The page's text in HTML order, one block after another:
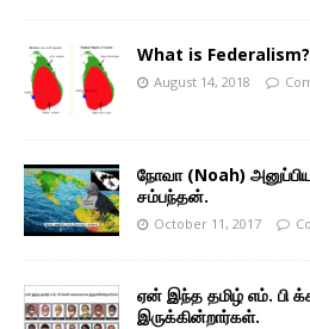
What is
August 14, 2018
நோவா (Noah)
சம்பந்தன்.
October 11, 2017
ஏன் இந்த தமிழ் எம். பி
இருக்கின்றார்கள்.